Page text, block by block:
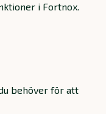
i Fortnox.
behöver för att